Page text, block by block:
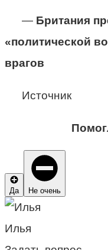
— Британия
«политической
врагов
Источник
Да Не очень
Илья